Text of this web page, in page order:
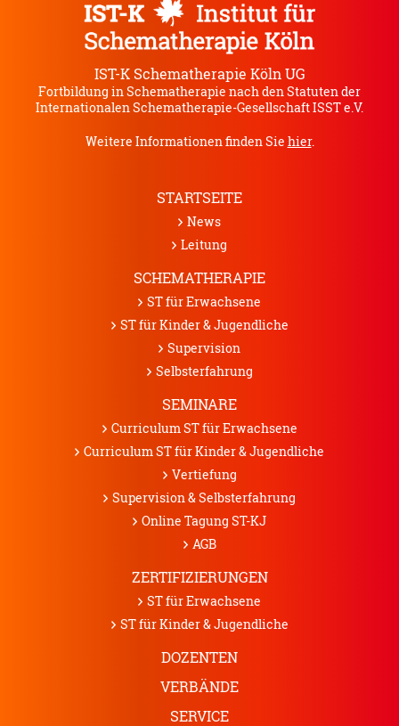
IST-K Schematherapie Köln UG
Fortbildung in Schematherapie nach den Statuten der
Internationalen Schematherapie-Gesellschaft ISST e.V.
Weitere Informationen finden Sie hier.
STARTSEITE
News
Leitung
SCHEMATHERAPIE
ST für Erwachsene
ST für Kinder & Jugendliche
Supervision
Selbsterfahrung
SEMINARE
Curriculum ST für Erwachsene
Curriculum ST für Kinder & Jugendliche
Vertiefung
Supervision & Selbsterfahrung
Online Tagung ST-KJ
AGB
ZERTIFIZIERUNGEN
ST für Erwachsene
ST für Kinder & Jugendliche
DOZENTEN
VERBÄNDE
SERVICE